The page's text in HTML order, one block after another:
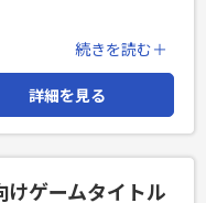
内容】 ・プロジェクト
采配、クオリティ監
定、施策検討、メン
あります。 ※業務内容
続きを読む＋
詳細を見る
ゲームタイトル